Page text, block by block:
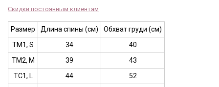
Скидки постоянным клиентам
Размер Длина спины (см)
Обхват груди (см)
ТМ1, S
34
40
ТМ2, M
39
43
ТС1, L
44
52